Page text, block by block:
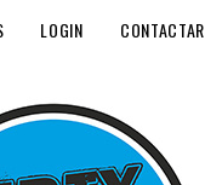
LOGIN CONTACTAR